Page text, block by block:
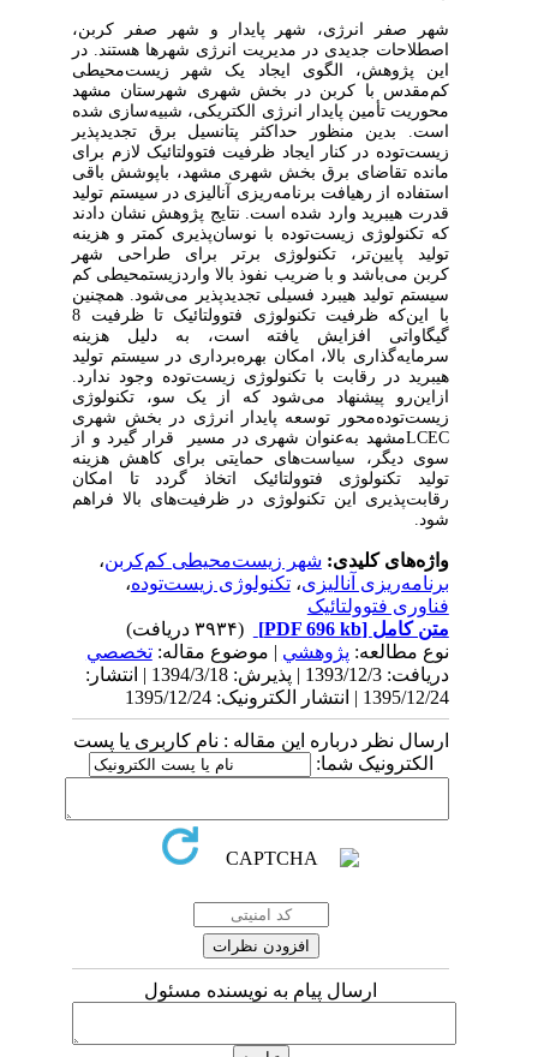
شهر صفر انرژی، شهر پایدار و شهر صفر کربن،
اصطلاحات جدیدی در مدیریت انرژی شهرها هستند. در
این پژوهش، الگوی ایجاد یک شهر زیست‌محیطی
کم
کربن در بخش شهری شهرستان مشهد
مقدس با
محوریت تأمین پایدار انرژی الکتریکی، شبیه‌سازی شده
است. بدین منظور حداکثر پتانسیل برق تجدیدپذیر
زیست‌توده در کنار ایجاد ظرفیت فتوولتائیک لازم برای
پوشش باقی مانده تقاضای برق بخش شهری مشهد، با
استفاده از رهیافت برنامه‌ریزی آنالیزی در سیستم تولید
قدرت هیبرید وارد شده است. نتایج پژوهش نشان دادند
که تکنولوژی زیست‌توده با نوسان‌پذیری کمتر و هزینه
تولید پایین‌تر، تکنولوژی برتر برای طراحی شهر
زیست‎محیطی کم کربن می‌باشد و با ضریب نفوذ بالا وارد
سیستم تولید هیبرد فسیلی تجدیدپذیر می‌شود. همچنین
با این‌که ظرفیت تکنولوژی فتوولتائیک تا ظرفیت 8
گیگاواتی افزایش یافته است، به دلیل هزینه
سرمایه‌گذاری بالا، امکان بهره‌برداری در سیستم تولید
هیبرید در رقابت با تکنولوژی زیست‌توده وجود ندارد.
ازاین‌رو پیشنهاد می‌شود که از یک سو، تکنولوژی
زیست‌توده‌محور توسعه پایدار انرژی در بخش شهری
مشهد به‌عنوان شهری در مسیرLCEC
قرار گیرد و از
سوی دیگر، سیاست‌های حمایتی برای کاهش هزینه
تولید تکنولوژی فتوولتائیک اتخاذ گردد تا امکان
رقابت‌پذیری این تکنولوژی در ظرفیت‌های بالا فراهم
شود.
واژه‌های کلیدی:شهر زیست‌محیطی کم‌کربن،
برنامه‌ریزی آنالیزی،تکنولوژی زیست‌توده،
فناوری فتوولتائیک
متن کامل[PDF 696 kb]
نوع مطالعه:پژوهشي| موضوع مقاله:تخصصي
دریافت: 1393/12/3 | پذیرش: 1394/3/18 | انتشار:
1395/12/24 | انتشار الکترونیک: 1395/12/24
ارسال نظر درباره این مقاله : نام کاربری یا پست
الکترونیک شما:
ارسال پیام به نویسنده مسئول